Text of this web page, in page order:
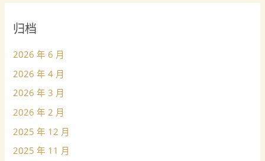
归档
2026 年 6 月
2026 年 4 月
2026 年 3 月
2026 年 2 月
2025 年 12 月
2025 年 11 月